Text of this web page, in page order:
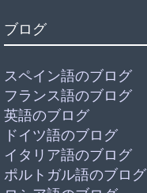
ブログ
スペイン語のブログ
フランス語のブログ
英語のブログ
ドイツ語のブログ
イタリア語のブログ
ポルトガル語のブログ